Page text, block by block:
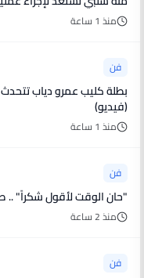
منذ 1 ساعة
فن
بطلة كليب عمرو دياب
(فيديو)
منذ 1 ساعة
فن
"حان الوقت لأقول شكراً" .. طارق العلي يودع الفن بعد 30 عاماً
منذ 2 ساعة
فن